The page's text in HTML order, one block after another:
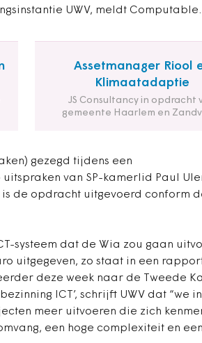
UWV, meldt Computable.
Assetmanager Riool
Klimaatadaptie
JS Consultancy in opdracht
gemeente Haarlem en
gezegd tijdens een
van SP-kamerlid Paul
de opdracht uitgevoerd conform
systeem dat de Wia zou gaan
uitgegeven, zo staat in een
deze week naar de Tweede
ICT’, schrijft UWV dat “we
meer uitvoeren die zich
een hoge complexiteit en